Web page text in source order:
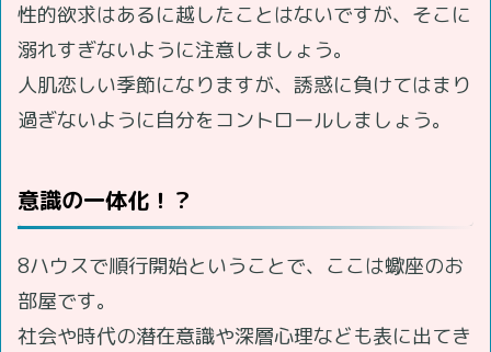
性的欲求はあるに越したことはないですが、そこに
溺れすぎないように注意しましょう。
人肌恋しい季節になりますが、誘惑に負けてはまり
過ぎないように自分をコントロールしましょう。
意識の一体化！？
8ハウスで順行開始ということで、ここは蠍座のお
部屋です。
社会や時代の潜在意識や深層心理なども表に出てき